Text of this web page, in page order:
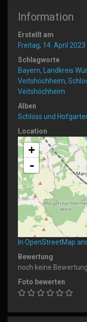
Information
Erstellt am
Freitag, 14. April 2023
Schlagworte
Bayern, Landkreis
Veitshöchheim,
Veitshöchheim
Alben
Schloss und
Location
+
-
In OpenStreetMap
Bewertung
noch keine Bewertung
Foto bewerten